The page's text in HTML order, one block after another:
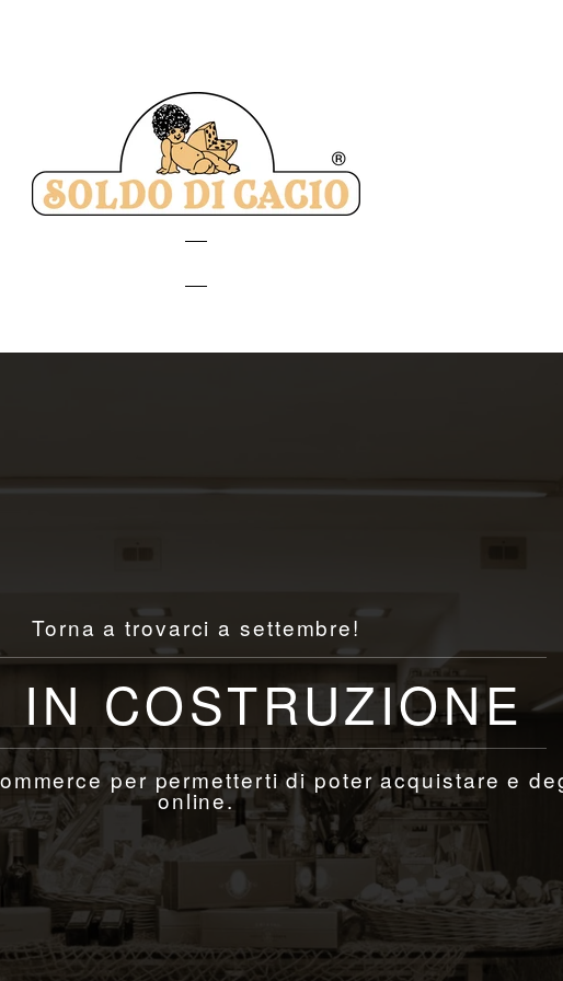
di
Cacio
Torna a trovarci a settembre!
IN COSTRUZIONE
per permetterti di poter acquistare e
online.